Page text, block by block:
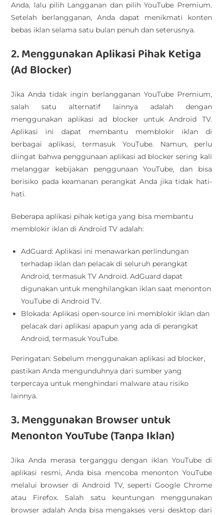
Anda, lalu pilih Langganan dan pilih YouTube Premium.
Setelah berlangganan, Anda dapat menikmati konten
bebas iklan selama satu bulan penuh dan seterusnya.
2. Menggunakan Aplikasi Pihak Ketiga
(Ad Blocker)
Jika Anda tidak ingin berlangganan YouTube Premium,
salah satu alternatif lainnya adalah dengan
menggunakan aplikasi ad blocker untuk Android TV.
Aplikasi ini dapat membantu memblokir iklan di
berbagai aplikasi, termasuk YouTube. Namun, perlu
diingat bahwa penggunaan aplikasi ad blocker sering kali
melanggar kebijakan penggunaan YouTube, dan bisa
berisiko pada keamanan perangkat Anda jika tidak hati-
hati.
Beberapa aplikasi pihak ketiga yang bisa membantu
memblokir iklan di Android TV adalah:
AdGuard: Aplikasi ini menawarkan perlindungan
terhadap iklan dan pelacak di seluruh perangkat
Android, termasuk TV Android. AdGuard dapat
digunakan untuk menghilangkan iklan saat menonton
YouTube di Android TV.
Blokada: Aplikasi open-source ini memblokir iklan dan
pelacak dari aplikasi apapun yang ada di perangkat
Android, termasuk YouTube.
Peringatan: Sebelum menggunakan aplikasi ad blocker,
pastikan Anda mengunduhnya dari sumber yang
terpercaya untuk menghindari malware atau risiko
lainnya.
3. Menggunakan Browser untuk
Menonton YouTube (Tanpa Iklan)
Jika Anda merasa terganggu dengan iklan YouTube di
aplikasi resmi, Anda bisa mencoba menonton YouTube
melalui browser di Android TV, seperti Google Chrome
atau Firefox. Salah satu keuntungan menggunakan
browser adalah Anda bisa mengakses versi desktop dari